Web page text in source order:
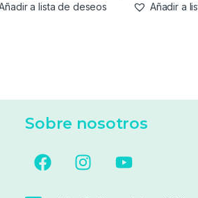
a lista de deseos Añadir a
Sobre nosotros